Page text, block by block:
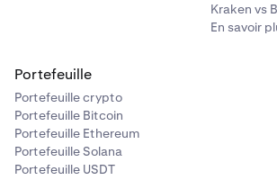
Kraken vs
En savoir
Portefeuille
Portefeuille crypto
Portefeuille Bitcoin
Portefeuille Ethereum
Portefeuille Solana
Portefeuille USDT